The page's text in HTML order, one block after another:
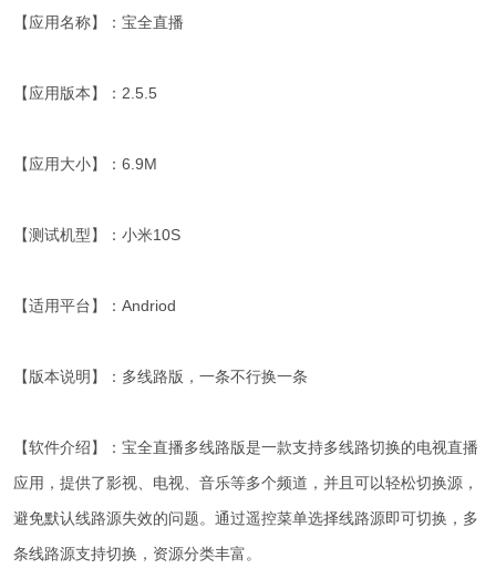
【应用名称】：宝全直播
【应用版本】：2.5.5
【应用大小】：6.9M
【测试机型】：小米10S
【适用平台】：Andriod
【版本说明】：多线路版，一条不行换一条
【软件介绍】：宝全直播多线路版是一款支持多线路切换的电视直播
应用，提供了影视、电视、音乐等多个频道，并且可以轻松切换源，
避免默认线路源失效的问题。通过遥控菜单选择线路源即可切换，多
条线路源支持切换，资源分类丰富。